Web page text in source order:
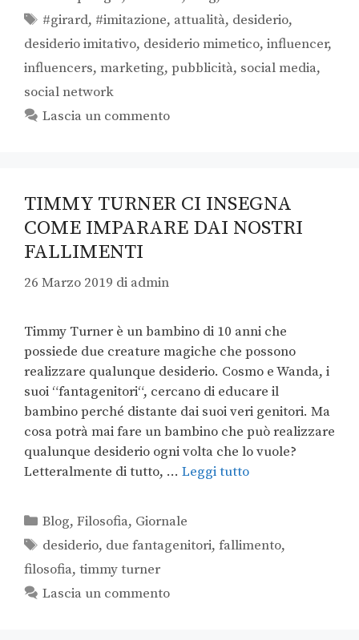
#girard, #imitazione, attualità, desiderio,
desiderio imitativo, desiderio mimetico, influencer,
influencers, marketing, pubblicità, social media,
social network
Lascia un commento
TIMMY TURNER CI INSEGNA
COME IMPARARE DAI NOSTRI
FALLIMENTI
26 Marzo 2019 di admin
Timmy Turner è un bambino di 10 anni che
possiede due creature magiche che possono
realizzare qualunque desiderio. Cosmo e Wanda, i
suoi “fantagenitori“, cercano di educare il
bambino perché distante dai suoi veri genitori. Ma
cosa potrà mai fare un bambino che può realizzare
qualunque desiderio ogni volta che lo vuole?
Letteralmente di tutto, … Leggi tutto
Blog,Filosofia, Giornale
desiderio, due fantagenitori,fallimento,
filosofia, timmy turner
Lascia un commento